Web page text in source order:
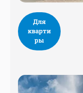
Для
кварти
ры